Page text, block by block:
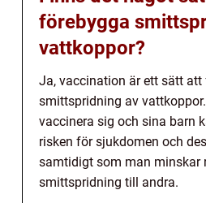
förebygga
vattkoppor?
Ja, vaccination är ett sätt att
smittspridning av
vaccinera sig och sina barn
risken för sjukdomen och
samtidigt som man minskar
smittspridning till andra.